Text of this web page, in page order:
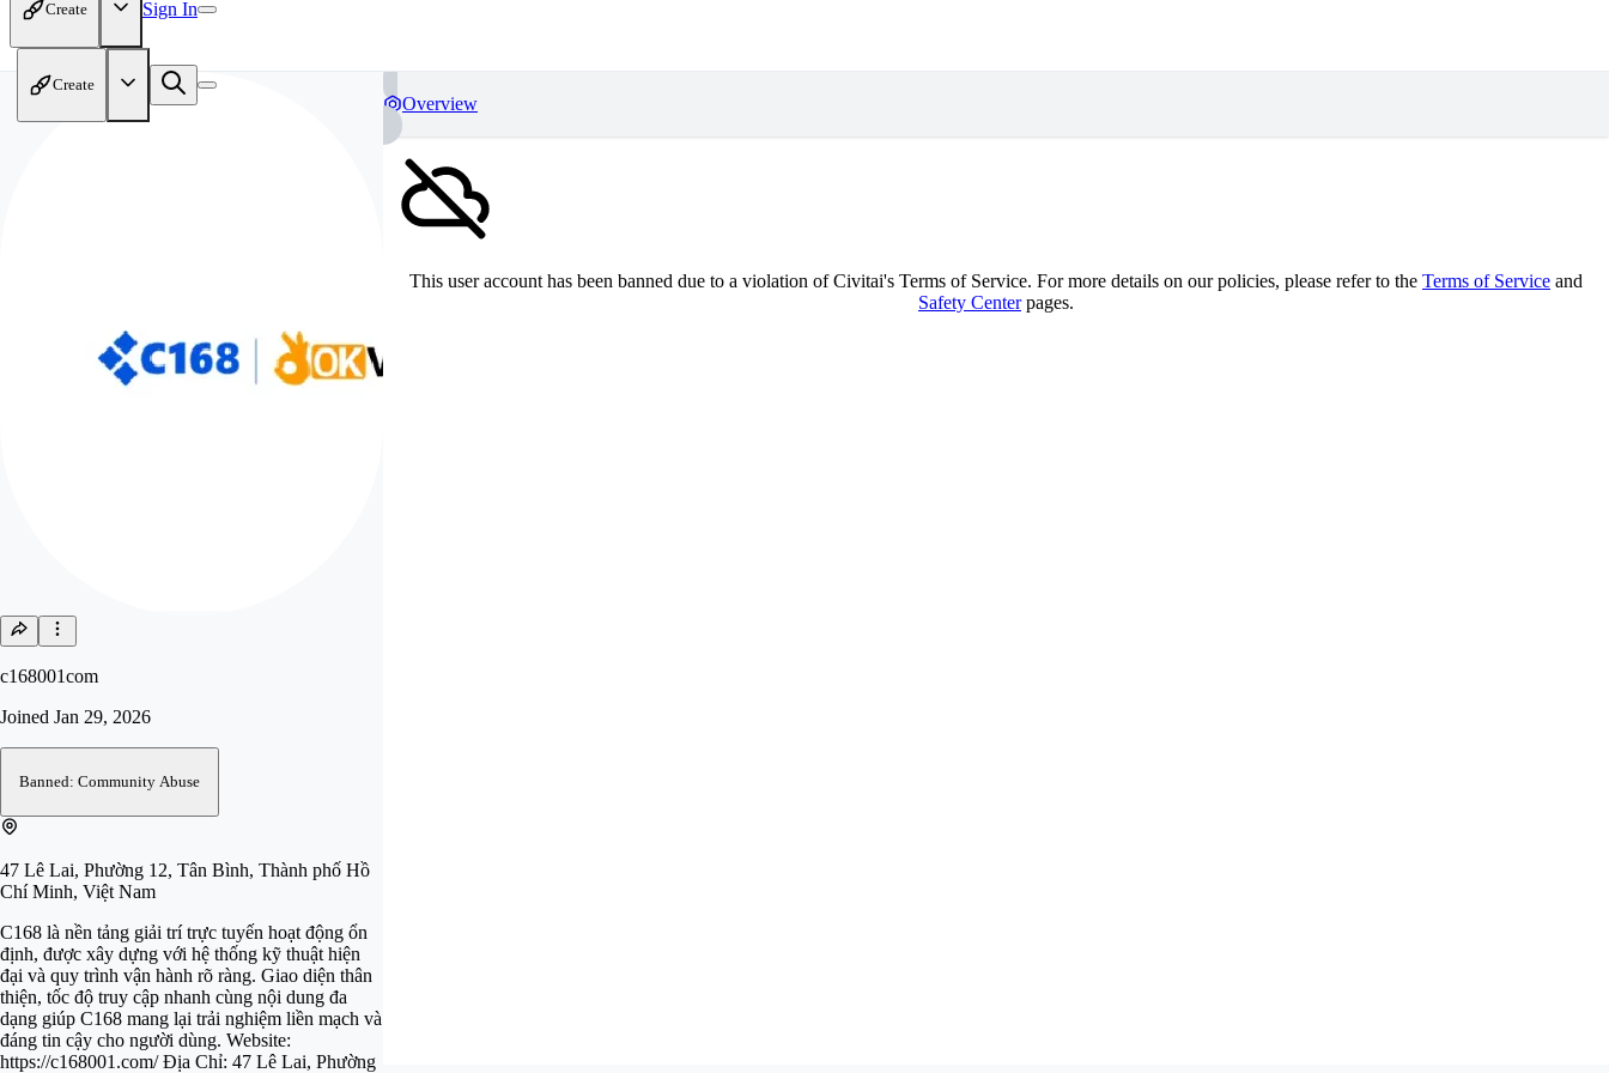
Create Sign In
Create
c168001com
Joined Jan 29, 2026
Banned: Community Abuse
47 Lê Lai, Phường 12, Tân Bình, Thành phố Hồ
Chí Minh, Việt Nam
C168 là nền tảng giải trí trực tuyến hoạt động ổn
định, được xây dựng với hệ thống kỹ thuật hiện
đại và quy trình vận hành rõ ràng. Giao diện thân
thiện, tốc độ truy cập nhanh cùng nội dung đa
dạng giúp C168 mang lại trải nghiệm liền mạch và
đáng tin cậy cho người dùng. Website:
https://c168001.com/ Địa Chỉ: 47 Lê Lai, Phường
Overview
This user account has been banned due to a violation of Civitai's Terms of Service. For more details on our policies, please refer to the Terms of Service and
Safety Center pages.